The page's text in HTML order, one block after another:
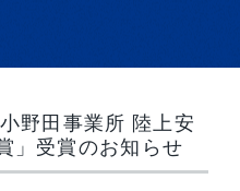
野田事業所 陸上安
」受賞のお知らせ